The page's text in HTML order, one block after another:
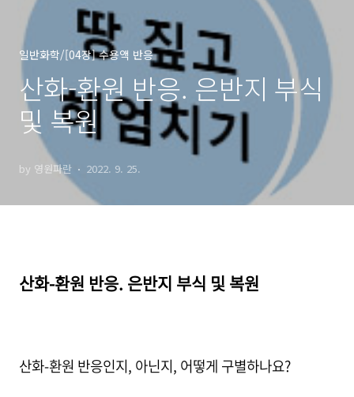
일반화학/[04장] 수용액 반응
산화-환원 반응. 은반지 부식
및 복원
by 영원파란 2022. 9. 25.
산화-환원 반응. 은반지 부식 및 복원
산화-환원 반응인지, 아닌지, 어떻게 구별하나요?